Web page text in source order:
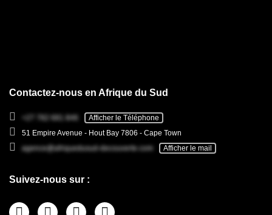
Contactez-nous en Afrique du Sud
+27 782 681 846
Afficher le Téléphone
51 Empire Avenue - Hout Bay 7806 - Cape Town
agence@afriquedusud-decouverte.com
Afficher le mail
Suivez-nous sur :